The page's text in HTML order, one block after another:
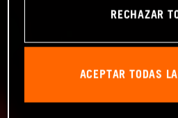
RECHAZAR
ACEPTAR TODAS